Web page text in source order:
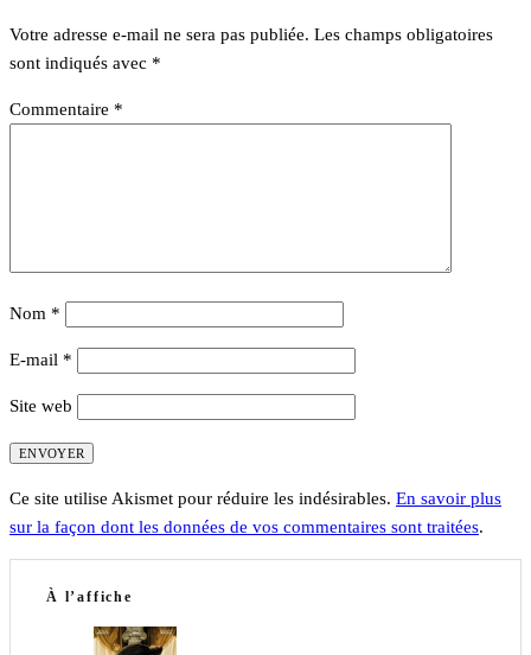
Votre adresse e-mail ne sera pas publiée. Les champs obligatoires
sont indiqués avec *
Commentaire *
Nom *
E-mail *
Site web
Ce site utilise Akismet pour réduire les indésirables. En savoir plus
sur la façon dont les données de vos commentaires sont traitées.
À l’affiche